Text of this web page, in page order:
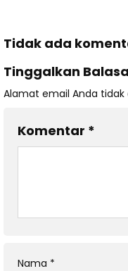
Tidak ada
Tinggalkan
Alamat email Anda tidak
Komentar *
Nama *